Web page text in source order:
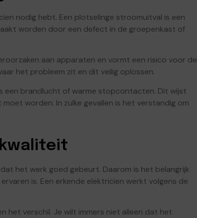
nodig hebt. Een plotselinge stroomuitval is een
worden door een defect in de groepenkast of
aan apparaten en vormt een risico voor de
het probleem zit en dit veilig oplossen.
een brandlucht of warme stopcontacten. Dit wijst
worden. In zulke gevallen is het verstandig om
kwaliteit
het werk goed gebeurt. Daarom is het belangrijk
is. Een erkende elektricien werkt volgens de
het verschil. Je wilt immers niet alleen dat het